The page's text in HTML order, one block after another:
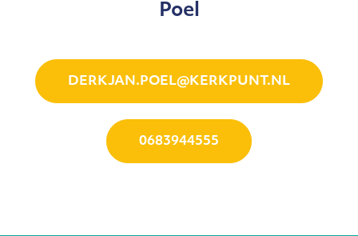
Poel
DERKJAN.POEL@KERKPUNT.NL
0683944555